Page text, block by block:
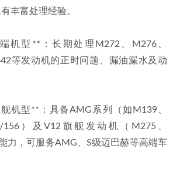
丰富处理经验。
等发动机的正时问题、漏油漏水及动
156）及V12旗舰发动机（M275、
力，可服务AMG、S级迈巴赫等高端车